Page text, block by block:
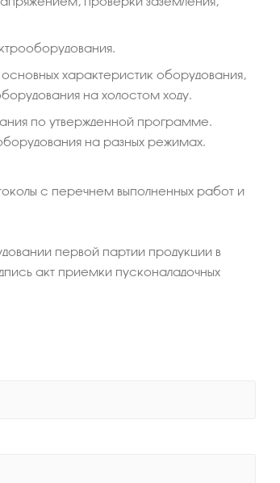
характеристик оборудования,
на холостом ходу.
по утвержденной программе.
на разных режимах.
с перечнем выполненных работ и
первой партии продукции в
акт приемки пусконаладочных